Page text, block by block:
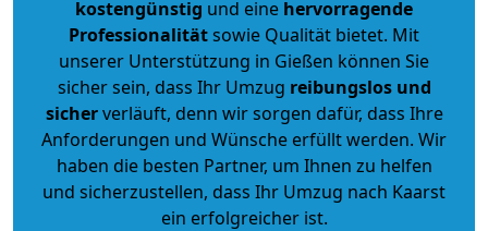
kostengünstig und eine hervorragende
Professionalitätsowie Qualität bietet. Mit
unserer Unterstützung in Gießen können Sie
sicher sein, dass Ihr Umzug reibungslos und
sicherverläuft, denn wir sorgen dafür, dass Ihre
Anforderungen und Wünsche erfüllt werden. Wir
haben die besten Partner, um Ihnen zu helfen
und sicherzustellen, dass Ihr Umzug nach Kaarst
ein erfolgreicher ist.